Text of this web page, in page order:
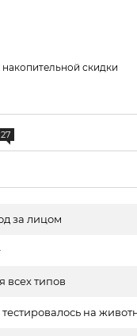
скидки
27
за лицом
всех типов
на